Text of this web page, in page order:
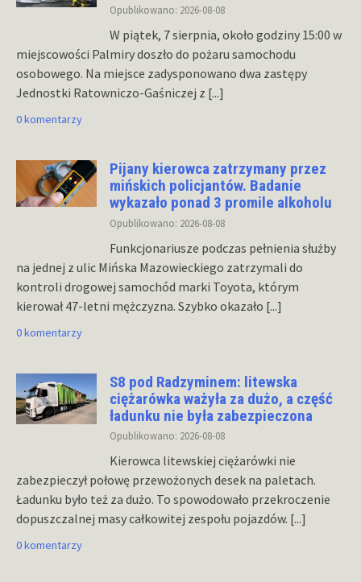
Opublikowano: 2026-08-08
W piątek, 7 sierpnia, około godziny 15:00 w
miejscowości Palmiry doszło do pożaru samochodu
osobowego. Na miejsce zadysponowano dwa zastępy
Jednostki Ratowniczo-Gaśniczej z [...]
0 komentarzy
Pijany kierowca zatrzymany przez
mińskich policjantów. Badanie
wykazało ponad 3 promile alkoholu
Opublikowano: 2026-08-08
Funkcjonariusze podczas pełnienia służby
na jednej z ulic Mińska Mazowieckiego zatrzymali do
kontroli drogowej samochód marki Toyota, którym
kierował 47-letni mężczyzna. Szybko okazało [...]
0 komentarzy
S8 pod Radzyminem: litewska
ciężarówka ważyła za dużo, a część
ładunku nie była zabezpieczona
Opublikowano: 2026-08-08
Kierowca litewskiej ciężarówki nie
zabezpieczył połowę przewożonych desek na paletach.
Ładunku było też za dużo. To spowodowało przekroczenie
dopuszczalnej masy całkowitej zespołu pojazdów. [...]
0 komentarzy